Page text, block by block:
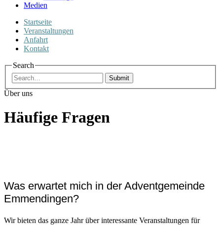
Medien
Startseite
Veranstaltungen
Anfahrt
Kontakt
Search
Submit
Über uns
Häufige Fragen
Was erwartet mich in der Adventgemeinde
Emmendingen?
Wir bieten das ganze Jahr über interessante Veranstaltungen für